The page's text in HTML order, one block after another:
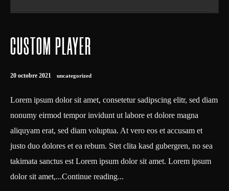
Tiger Rag
CUSTOM PLAYER
20 octobre 2021 uncategorized
Lorem ipsum dolor sit amet, consetetur sadipscing elitr, sed diam
nonumy eirmod tempor invidunt ut labore et dolore magna
aliquyam erat, sed diam voluptua. At vero eos et accusam et
justo duo dolores et ea rebum. Stet clita kasd gubergren, no sea
takimata sanctus est Lorem ipsum dolor sit amet. Lorem ipsum
dolor sit amet,...Continue reading...